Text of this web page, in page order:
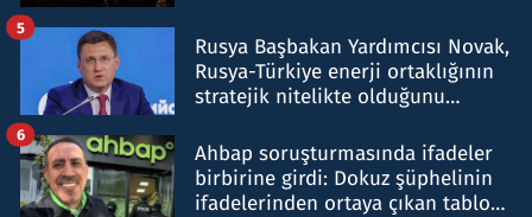
Rusya Başbakan Yardımcısı Novak,
Rusya-Türkiye enerji ortaklığının
stratejik nitelikte olduğunu
5
Ahbap soruşturmasında ifadeler
birbirine girdi: Dokuz şüphelinin
ifadelerinden ortaya çıkan tablo
6